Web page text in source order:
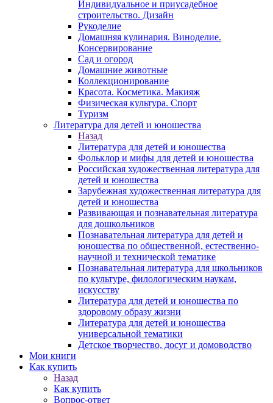
Индивидуальное и приусадебное
строительство. Дизайн
Рукоделие
Домашняя кулинария. Виноделие.
Консервирование
Сад и огород
Домашние животные
Коллекционирование
Красота. Косметика. Макияж
Физическая культура. Спорт
Туризм
Литература для детей и юношества
Назад
Литература для детей и юношества
Фольклор и мифы для детей и юношества
Российская художественная литература для
детей и юношества
Зарубежная художественная литература для
детей и юношества
Развивающая и познавательная литература
для дошкольников
Познавательная литература для детей и
юношества по общественной, естественно-
научной и технической тематике
Познавательная литература для школьников
по культуре, филологическим наукам,
искусству
Литература для детей и юношества по
здоровому образу жизни
Литература для детей и юношества
универсальной тематики
Детское творчество, досуг и домоводство
Мои книги
Как купить
Назад
Как купить
Вопрос-ответ